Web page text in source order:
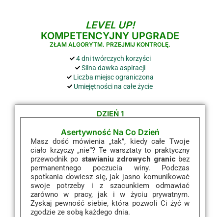
LEVEL UP!
KOMPETENCYJNY UPGRADE
ZŁAM ALGORYTM. PRZEJMIJ KONTROLĘ.
4 dni twórczych korzyści
Silna dawka aspiracji
Liczba miejsc ograniczona
Umiejętności na całe życie
DZIEŃ 1
Asertywność Na Co Dzień
Masz dość mówienia „tak”, kiedy całe Twoje
ciało krzyczy „nie”? Te warsztaty to praktyczny
przewodnik po stawianiu zdrowych granic bez
permanentnego poczucia winy. Podczas
spotkania dowiesz się, jak jasno komunikować
swoje potrzeby i z szacunkiem odmawiać
zarówno w pracy, jak i w życiu prywatnym.
Zyskaj pewność siebie, która pozwoli Ci żyć w
zgodzie ze sobą każdego dnia.